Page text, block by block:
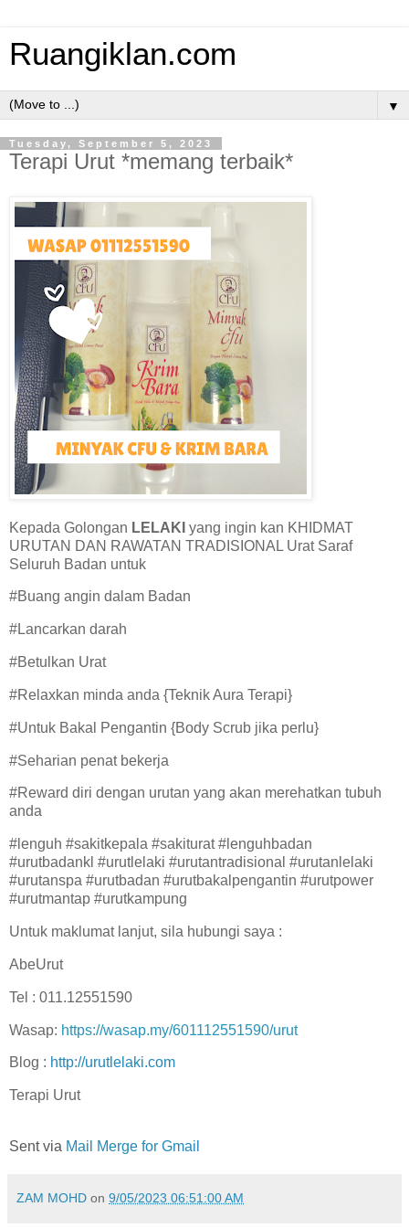
Ruangiklan.com
▼
Tuesday, September 5, 2023
Terapi Urut *memang terbaik*
Kepada Golongan LELAKI yang ingin kan KHIDMAT
URUTAN DAN RAWATAN TRADISIONAL Urat Saraf
Seluruh Badan untuk
#Buang angin dalam Badan
#Lancarkan darah
#Betulkan Urat
#Relaxkan minda anda {Teknik Aura Terapi}
#Untuk Bakal Pengantin {Body Scrub jika perlu}
#Seharian penat bekerja
#Reward diri dengan urutan yang akan merehatkan tubuh
anda
#lenguh #sakitkepala #sakiturat #lenguhbadan
#urutbadankl #urutlelaki #urutantradisional #urutanlelaki
#urutanspa #urutbadan #urutbakalpengantin #urutpower
#urutmantap #urutkampung
Untuk maklumat lanjut, sila hubungi saya :
AbeUrut
Tel : 011.12551590
Wasap: https://wasap.my/601112551590/urut
Blog : http://urutlelaki.com
Terapi Urut
Sent via Mail Merge for Gmail
ZAM MOHD on 9/05/2023 06:51:00 AM